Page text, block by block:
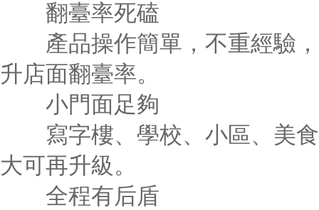
翻臺率死磕
產品操作簡單，不重經驗，
升店面翻臺率。
小門面足夠
寫字樓、學校、小區、美食
大可再升級。
全程有后盾